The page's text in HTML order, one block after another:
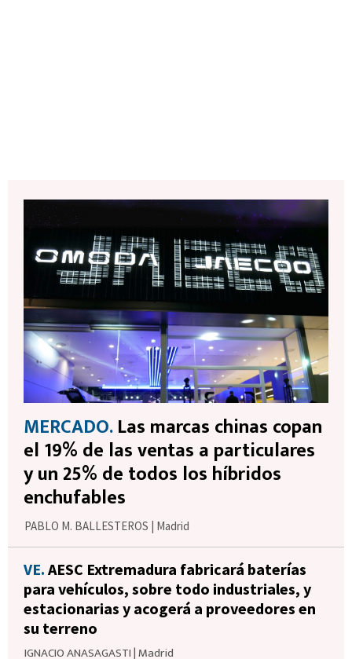
MERCADO.Las marcas chinas copan
el 19% de las ventas a particulares
y un 25% de todos los híbridos
enchufables
PABLO M. BALLESTEROS | Madrid
VE. AESC Extremadura fabricará baterías
para vehículos, sobre todo industriales, y
estacionarias y acogerá a proveedores en
su terreno
IGNACIO ANASAGASTI|Madrid